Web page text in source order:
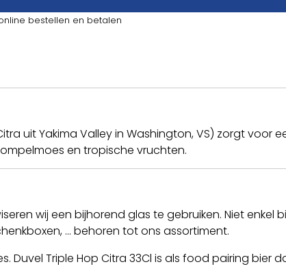
bestellen en betalen
uit Yakima Valley in Washington, VS) zorgt voor
en tropische vruchten.
wij een bijhorend glas te gebruiken. Niet enkel
... behoren tot ons assortiment.
Triple Hop Citra 33Cl is als food pairing bier